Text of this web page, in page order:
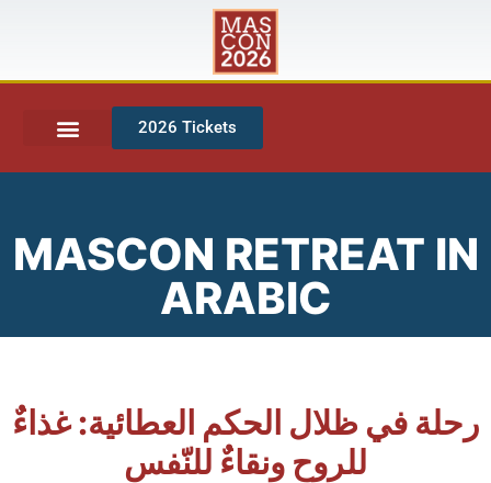
2026 Tickets
MASCON RETREAT IN
ARABIC
رحلة في ظلال الحكم العطائية: غذاءٌ
للروحِ ونقاءٌ للنّفس